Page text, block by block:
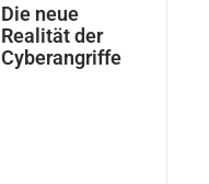
Die neue
Realität der
Cyberangriffe